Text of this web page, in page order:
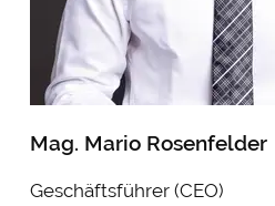
Mag. Mario Rosenfelder
Geschäftsführer (CEO)